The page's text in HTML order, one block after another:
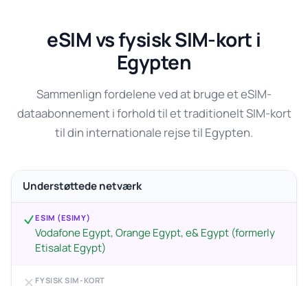
eSIM vs fysisk SIM-kort i
Egypten
Sammenlign fordelene ved at bruge et eSIM-
dataabonnement i forhold til et traditionelt SIM-kort
til din internationale rejse til Egypten.
Understøttede netværk
ESIM (ESIMY)
Vodafone Egypt, Orange Egypt, e& Egypt (formerly
Etisalat Egypt)
FYSISK SIM-KORT